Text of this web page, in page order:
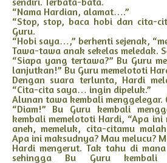
“Nama Hardian, alamat….”
“Stop, stop, baca hobi dan cita-
Guru.
“Hobi saya…,” berhenti sejenak,
Tawa-tawa anak sekelas meledak.
“Siapa yang tertawa?” Bu Guru
lanjutkan!” Bu Guru memelototi
Dengan suara terlunta, Hardi
“Cita-cita saya… ingin dipeluk.”
Alunan tawa kembali menggelegar.
“Diam!” Bu Guru kembali
kembali memelototi Hardi, “Apa
aneh, memeluk, cita-citamu
Apa ini maksudnya? Mau melucu?
Hardi mengerut. Tak tahu di
sehingga Bu Guru kembali